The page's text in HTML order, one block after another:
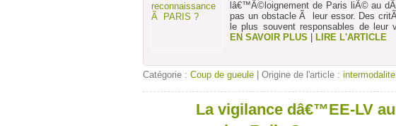
lâ€™Ã©loignement de Paris liÃ© au
pas un obstacle Ã leur essor. Des
le plus souvent responsables de leur
EN SAVOIR PLUS
LIRE L'ARTICLE
Catégorie : Coup de gueule | Origine de l'article :
La vigilance dâ€™EE-LV